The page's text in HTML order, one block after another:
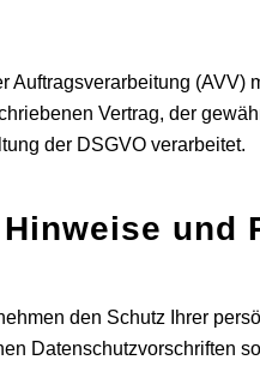
Auftragsverarbeitung
Vertrag, der
der DSGVO verarbeitet.
und
den Schutz Ihrer
Datenschutzvorschriften